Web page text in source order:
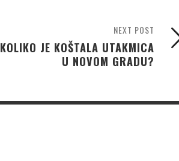
NEXT POST
KOLIKO JE KOŠTALA UTAKMICA
U NOVOM GRADU?